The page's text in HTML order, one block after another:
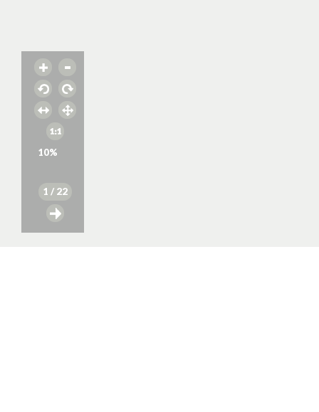
10%
1 / 22